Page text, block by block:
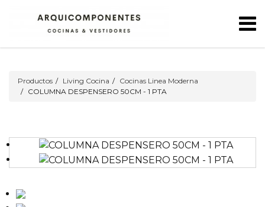
Productos Living Cocina
Cocinas Linea Moderna
COLUMNA DESPENSERO 50CM - 1 PTA